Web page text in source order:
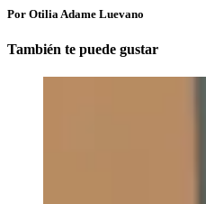
Por Otilia Adame Luevano
También te puede gustar